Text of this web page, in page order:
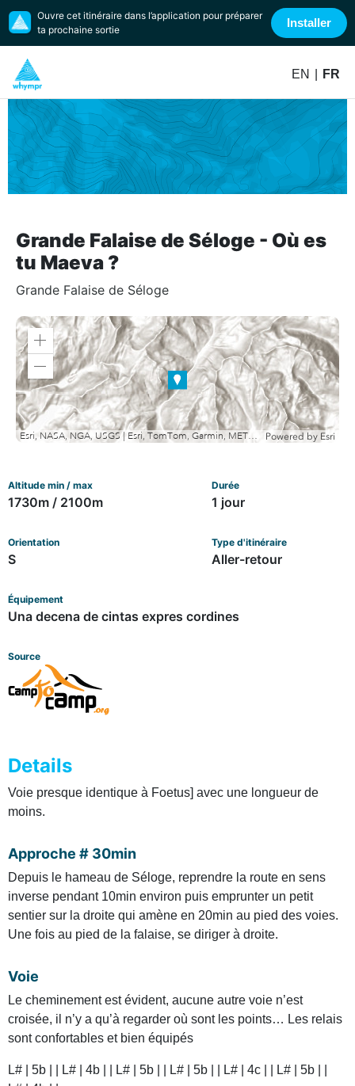
EN FR
Ouvre cet itinéraire dans l’application pour préparer
ta prochaine sortie
Installer
Grande Falaise de Séloge - Où es
tu Maeva ?
Grande Falaise de Séloge
Zoom
Zoom
out
Esri, NASA, NGA, USGS | Esri, TomTom, Garmin, METI/NASA, USGS Powered by Esri
Altitude min / max
1730m / 2100m
Durée
1 jour
Orientation
S
Type d'itinéraire
Aller-retour
Équipement
Una decena de cintas expres cordines
Source
Details
Voie presque identique à Foetus] avec une longueur de
moins.
Approche # 30min
Depuis le hameau de Séloge, reprendre la route en sens
inverse pendant 10min environ puis emprunter un petit
sentier sur la droite qui amène en 20min au pied des voies.
Une fois au pied de la falaise, se diriger à droite.
Voie
Le cheminement est évident, aucune autre voie n’est
croisée, il n’y a qu’à regarder où sont les points… Les relais
sont confortables et bien équipés
L# | 5b | | L# | 4b | | L# | 5b | | L# | 5b | | L# | 4c | | L# | 5b | |